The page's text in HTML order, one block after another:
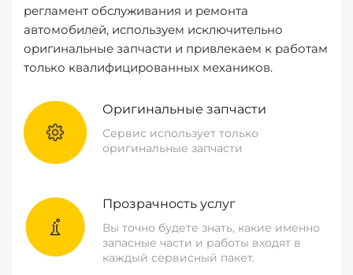
регламент обслуживания и ремонта
автомобилей, используем исключительно
оригинальные запчасти и привлекаем к работам
только квалифицированных механиков.
Оригинальные запчасти
Сервис использует только
оригинальные запчасти
Прозрачность услуг
Вы точно будете знать, какие именно
запасные части и работы входят в
каждый сервисный пакет.